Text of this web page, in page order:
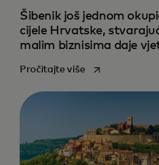
Šibenik još jednom
cijele Hrvatske,
malim biznisima daje
Pročitajte višeopens in a new